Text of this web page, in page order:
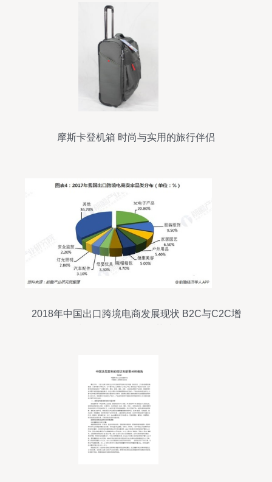
摩斯卡登机箱 时尚与实用的旅行伴侣
2018年中国出口跨境电商发展现状 B2C与C2C增